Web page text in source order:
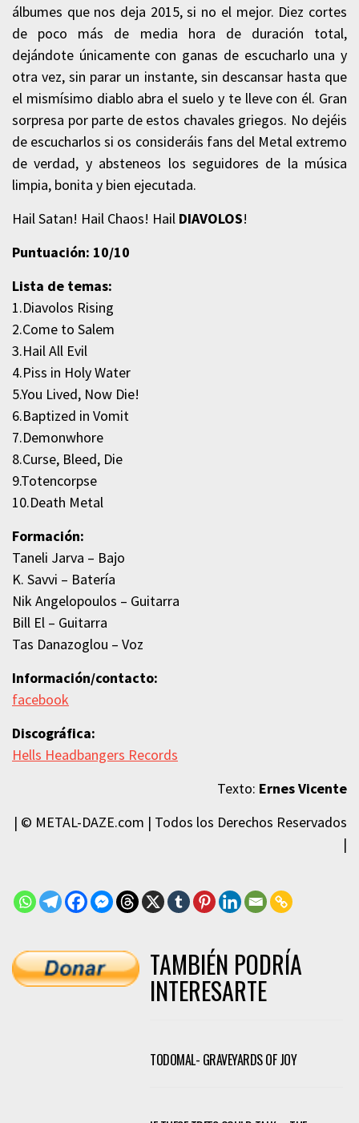
álbumes que nos deja 2015, si no el mejor. Diez cortes
de poco más de media hora de duración total,
dejándote únicamente con ganas de escucharlo una y
otra vez, sin parar un instante, sin descansar hasta que
el mismísimo diablo abra el suelo y te lleve con él. Gran
sorpresa por parte de estos chavales griegos. No dejéis
de escucharlos si os consideráis fans del Metal extremo
de verdad, y absteneos los seguidores de la música
limpia, bonita y bien ejecutada.
Hail Satan! Hail Chaos! Hail DIAVOLOS!
Puntuación: 10/10
Lista de temas:
1.Diavolos Rising
2.Come to Salem
3.Hail All Evil
4.Piss in Holy Water
5.You Lived, Now Die!
6.Baptized in Vomit
7.Demonwhore
8.Curse, Bleed, Die
9.Totencorpse
10.Death Metal
Formación:
Taneli Jarva – Bajo
K. Savvi – Batería
Nik Angelopoulos – Guitarra
Bill El – Guitarra
Tas Danazoglou – Voz
Información/contacto:
facebook
Discográfica:
Hells Headbangers Records
Texto: Ernes Vicente
| © METAL-DAZE.com | Todos los Derechos Reservados
|
TAMBIÉN PODRÍA
INTERESARTE
TODOMAL- GRAVEYARDS OF JOY